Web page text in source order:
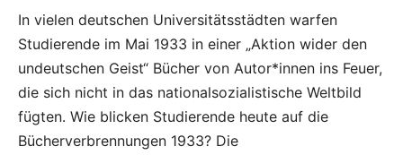
In vielen deutschen Universitätsstädten warfen
Studierende im Mai 1933 in einer „Aktion wider den
undeutschen Geist“ Bücher von Autor*innen ins Feuer,
die sich nicht in das nationalsozialistische Weltbild
fügten. Wie blicken Studierende heute auf die
Bücherverbrennungen 1933? Die